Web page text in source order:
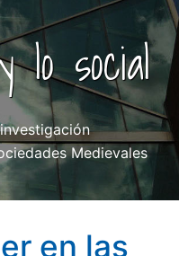
lo social
Medievales
en las